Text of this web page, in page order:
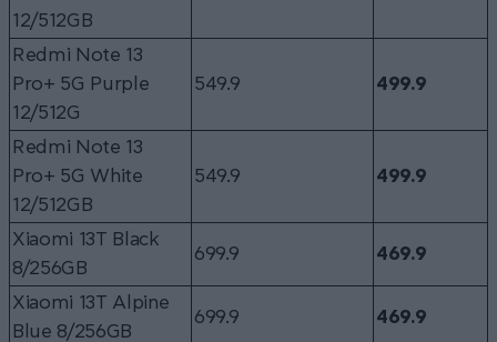
12/512GB
Redmi Note 13
Pro+ 5G Purple
12/512G
549.9 499.9
Redmi Note 13
Pro+ 5G White
12/512GB
549.9 499.9
Xiaomi 13T Black
8/256GB
699.9 469.9
Xiaomi 13T Alpine
Blue 8/256GB
699.9 469.9